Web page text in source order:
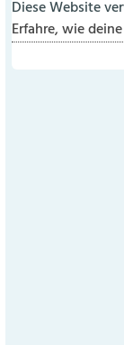
Diese Website
Erfahre, wie